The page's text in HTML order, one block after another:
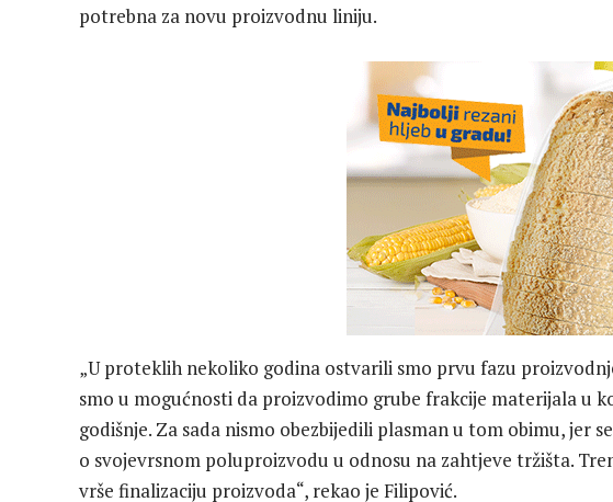
potrebna za novu proizvodnu liniju.
„U proteklih nekoliko godina ostvarili smo prvu fazu
smo u mogućnosti da proizvodimo grube frakcije materijala u
godišnje. Za sada nismo obezbijedili plasman u tom obimu, jer
o svojevrsnom poluproizvodu u odnosu na zahtjeve tržišta.
vrše finalizaciju proizvoda“, rekao je Filipović.